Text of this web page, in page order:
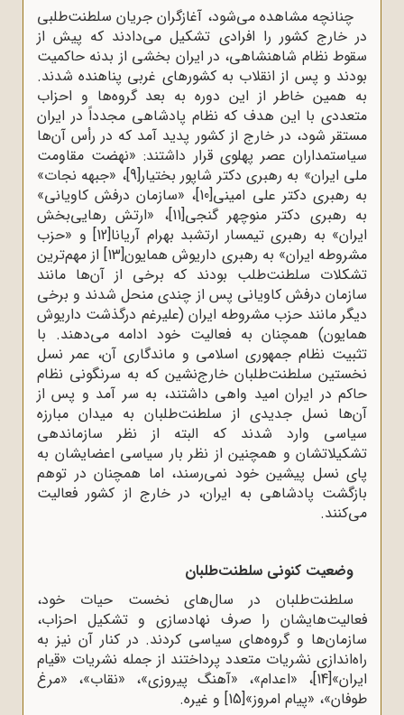
چنانچه مشاهده می‌شود، آغازگران جریان سلطنت‌طلبی
در خارج کشور را افرادی تشکیل می‌دادند که پیش از
سقوط نظام شاهنشاهی، در ایران بخشی از بدنه حاکمیت
بودند و پس از انقلاب به کشورهای غربی پناهنده شدند.
به همین خاطر از این دوره به بعد گروه‌ها و احزاب
متعددی با این هدف که نظام پادشاهی مجدداً در ایران
مستقر شود، در خارج از کشور پدید آمد که در رأس آن‌ها
سیاستمداران عصر پهلوی قرار داشتند: «نهضت مقاومت
ملی ایران» به رهبری دکتر شاپور بختیار[9] ، «جبهه نجات»
به رهبری دکتر علی امینی[10]
، «سازمان درفش کاویانی»
به رهبری دکتر منوچهر گنجی[11] ، «ارتش رهایی‌بخش
ایران» به رهبری تیمسار ارتشبد بهرام آریانا[12]
و «حزب
مشروطه ایران» به رهبری داریوش همایون[13]
از مهم‌ترین
تشکلات سلطنت‌طلب بودند که برخی از آن‌ها مانند
سازمان درفش کاویانی پس از چندی منحل شدند و برخی
دیگر مانند حزب مشروطه ایران (علیرغم درگذشت داریوش
همایون) همچنان به فعالیت خود ادامه می‌دهند. با
تثبیت نظام جمهوری اسلامی و ماندگاری آن، عمر نسل
نخستین سلطنت‌طلبان خارج‌نشین که به سرنگونی نظام
حاکم در ایران امید واهی داشتند، به سر آمد و پس از
آن‌ها نسل جدیدی از سلطنت‌طلبان به میدان مبارزه
سیاسی وارد شدند که البته از نظر سازماندهی
تشکیلاتشان و همچنین از نظر بار سیاسی اعضایشان به
پای نسل پیشین خود نمی‌رسند، اما همچنان در توهم
بازگشت پادشاهی به ایران، در خارج از کشور فعالیت
می‌کنند.
وضعیت کنونی سلطنت‌طلبان
سلطنت‌طلبان در سال‌های نخست حیات خود،
فعالیت‌هایشان را صرف نهادسازی و تشکیل احزاب،
سازمان‌ها و گروه‌های سیاسی کردند. در کنار آن نیز به
راه‌اندازی نشریات متعدد پرداختند از جمله نشریات «قیام
ایران»[14]
، «اعدام»، «آهنگ پیروزی»، «نقاب»، «مرغ
طوفان»، «پیام امروز»[15]
و غیره.